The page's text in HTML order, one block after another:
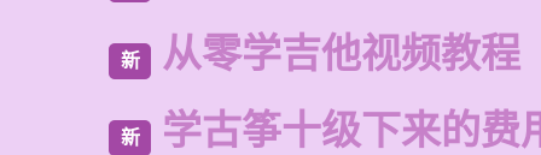
新 从零学吉他视频教程
新 学古筝十级下来的费